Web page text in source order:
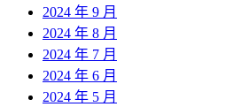
2024 年 9 月
2024 年 8 月
2024 年 7 月
2024 年 6 月
2024 年 5 月